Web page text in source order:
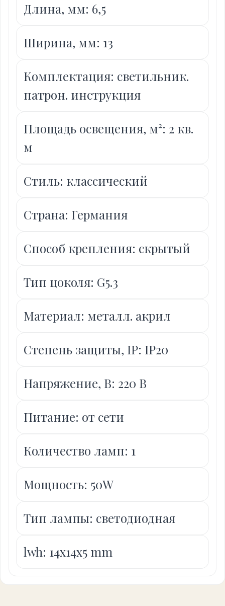
Длина, мм: 6,5
Ширина, мм: 13
Комплектация: светильник.
патрон. инструкция
Площадь освещения, м²: 2 кв.
м
Стиль: классический
Страна: Германия
Способ крепления: скрытый
Тип цоколя: G5.3
Материал: металл. акрил
Степень защиты, IP: IP20
Напряжение, В: 220 В
Питание: от сети
Количество ламп: 1
Мощность: 50W
Тип лампы: светодиодная
lwh: 14x14x5 mm